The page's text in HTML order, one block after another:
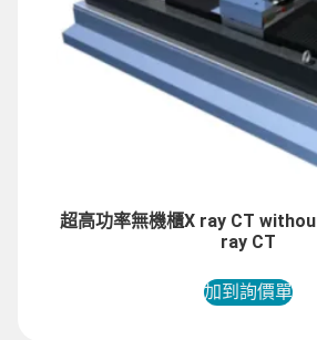
超高功率無機櫃X ray CT
ray CT
加到詢價單